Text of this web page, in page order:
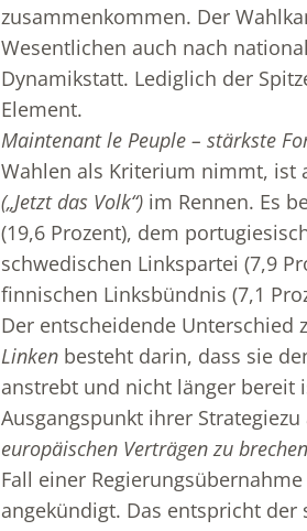
zusammenkommen. Der
Wesentlichen auch nach
Dynamikstatt. Lediglich der
Element.
Maintenant le Peuple – stärkste
Wahlen als Kriterium nimmt, ist
(„Jetzt das Volk“) im Rennen. Es
(19,6 Prozent), dem
schwedischen Linkspartei (7,9
finnischen Linksbündnis (7,1
Der entscheidende
Linken besteht darin, dass sie
anstrebt und nicht länger bereit
Ausgangspunkt ihrer Strategiezu
europäischen Verträgen zu
Fall einer
angekündigt. Das entspricht der